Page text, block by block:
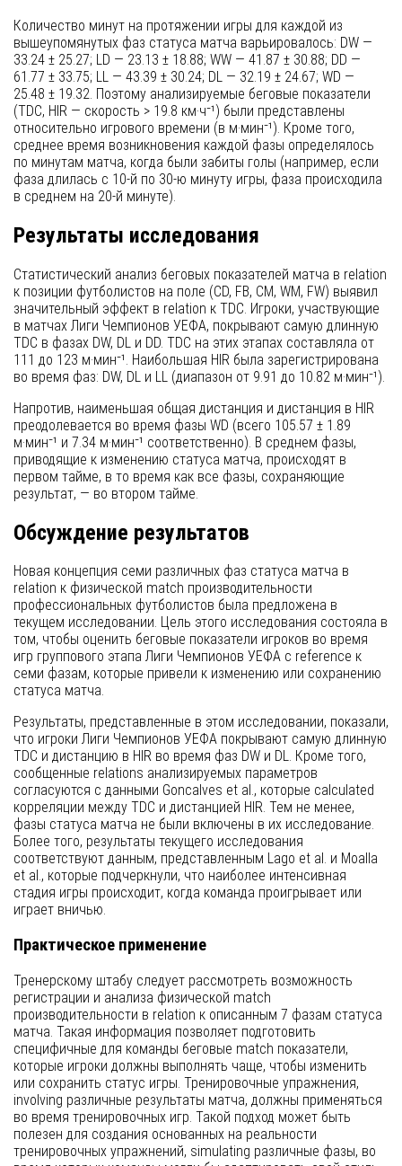
Количество минут на протяжении игры для каждой из
вышеупомянутых фаз статуса матча варьировалось: DW —
33.24 ± 25.27; LD — 23.13 ± 18.88; WW — 41.87 ± 30.88; DD —
61.77 ± 33.75; LL — 43.39 ± 30.24; DL — 32.19 ± 24.67; WD —
25.48 ± 19.32. Поэтому анализируемые беговые показатели
(TDC, HIR — скорость > 19.8 км·ч⁻¹) были представлены
относительно игрового времени (в м·мин⁻¹). Кроме того,
среднее время возникновения каждой фазы определялось
по минутам матча, когда были забиты голы (например, если
фаза длилась с 10-й по 30-ю минуту игры, фаза происходила
в среднем на 20-й минуте).
Результаты исследования
Статистический анализ беговых показателей матча в relation
к позиции футболистов на поле (CD, FB, CM, WM, FW) выявил
значительный эффект в relation к TDC. Игроки, участвующие
в матчах Лиги Чемпионов УЕФА, покрывают самую длинную
TDC в фазах DW, DL и DD. TDC на этих этапах составляла от
111 до 123 м·мин⁻¹. Наибольшая HIR была зарегистрирована
во время фаз: DW, DL и LL (диапазон от 9.91 до 10.82 м·мин⁻¹).
Напротив, наименьшая общая дистанция и дистанция в HIR
преодолевается во время фазы WD (всего 105.57 ± 1.89
м·мин⁻¹ и 7.34 м·мин⁻¹ соответственно). В среднем фазы,
приводящие к изменению статуса матча, происходят в
первом тайме, в то время как все фазы, сохраняющие
результат, — во втором тайме.
Обсуждение результатов
Новая концепция семи различных фаз статуса матча в
relation к физической match производительности
профессиональных футболистов была предложена в
текущем исследовании. Цель этого исследования состояла в
том, чтобы оценить беговые показатели игроков во время
игр группового этапа Лиги Чемпионов УЕФА с reference к
семи фазам, которые привели к изменению или сохранению
статуса матча.
Результаты, представленные в этом исследовании, показали,
что игроки Лиги Чемпионов УЕФА покрывают самую длинную
TDC и дистанцию в HIR во время фаз DW и DL. Кроме того,
сообщенные relations анализируемых параметров
согласуются с данными Goncalves et al., которые calculated
корреляции между TDC и дистанцией HIR. Тем не менее,
фазы статуса матча не были включены в их исследование.
Более того, результаты текущего исследования
соответствуют данным, представленным Lago et al. и Moalla
et al., которые подчеркнули, что наиболее интенсивная
стадия игры происходит, когда команда проигрывает или
играет вничью.
Практическое применение
Тренерскому штабу следует рассмотреть возможность
регистрации и анализа физической match
производительности в relation к описанным 7 фазам статуса
матча. Такая информация позволяет подготовить
специфичные для команды беговые match показатели,
которые игроки должны выполнять чаще, чтобы изменить
или сохранить статус игры. Тренировочные упражнения,
involving различные результаты матча, должны применяться
во время тренировочных игр. Такой подход может быть
полезен для создания основанных на реальности
тренировочных упражнений, simulating различные фазы, во